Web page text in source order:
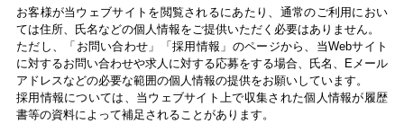
お客様が当ウェブサイトを閲覧されるにあたり、通常のご利用におい
ては住所、氏名などの個人情報をご提供いただく必要はありません。
ただし、「お問い合わせ」「採用情報」のページから、当Webサイト
に対するお問い合わせや求人に対する応募をする場合、氏名、Eメール
アドレスなどの必要な範囲の個人情報の提供をお願いしています。
採用情報については、当ウェブサイト上で収集された個人情報が履歴
書等の資料によって補足されることがあります。